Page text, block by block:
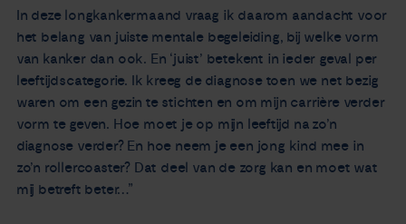
In deze longkankermaand vraag ik daarom aandacht voor
het belang van juiste mentale begeleiding, bij welke vorm
van kanker dan ook. En ‘juist’ betekent in ieder geval per
leeftijdscategorie. Ik kreeg de diagnose toen we net bezig
waren om een gezin te stichten en om mijn carrière verder
vorm te geven. Hoe moet je op mijn leeftijd na zo’n
diagnose verder? En hoe neem je een jong kind mee in
zo’n rollercoaster? Dat deel van de zorg kan en moet wat
mij betreft beter…”